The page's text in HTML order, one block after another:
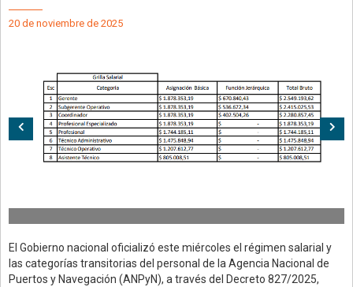
20 de noviembre de 2025
Anterior
El Gobierno nacional oficializó este miércoles el régimen salarial y
las categorías transitorias del personal de la Agencia Nacional de
Puertos y Navegación (ANPyN), a través del Decreto 827/2025,